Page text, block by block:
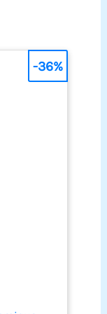
à
le temps,
les
et la
ce
en un
ce
du
Nous
aident à
à tonifier
sur
vélo
est
précision,
une
et
16
les
-36%